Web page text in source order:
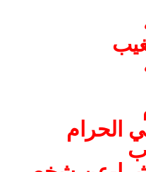
الحرام